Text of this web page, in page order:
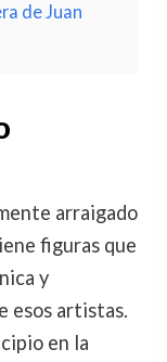
de Juan
arraigado
figuras que
y
esos artistas.
en la